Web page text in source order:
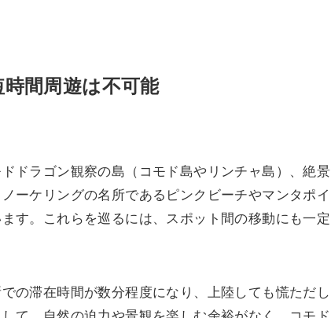
間周遊は不可能
ドラゴン観察の島（コモド島やリンチャ島）、絶景
ーケリングの名所であるピンクビーチやマンタポイ
す。これらを巡るには、スポット間の移動にも一定
の滞在時間が数分程度になり、上陸しても慌ただし